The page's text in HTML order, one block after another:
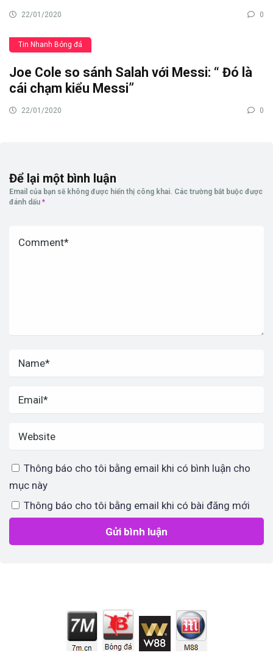
22/01/2020 0
Tin Nhanh Bóng đá
Joe Cole so sánh Salah với Messi: “ Đó là
cái chạm kiểu Messi”
22/01/2020 0
Để lại một bình luận
Email của bạn sẽ không được hiển thị công khai. Các trường bắt buộc được
đánh dấu *
Thông báo cho tôi bằng email khi có bình luận cho
mục này
Thông báo cho tôi bằng email khi có bài đăng mới